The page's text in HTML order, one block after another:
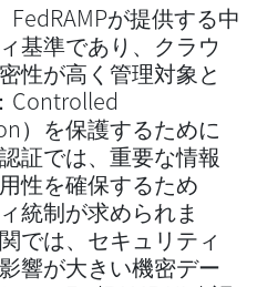
FedRAMPが提供する中
基準であり、クラウ
性が高く管理対象と
Controlled
）を保護するために
証では、重要な情報
性を確保するため
統制が求められま
では、セキュリティ
響が大きい機密デー